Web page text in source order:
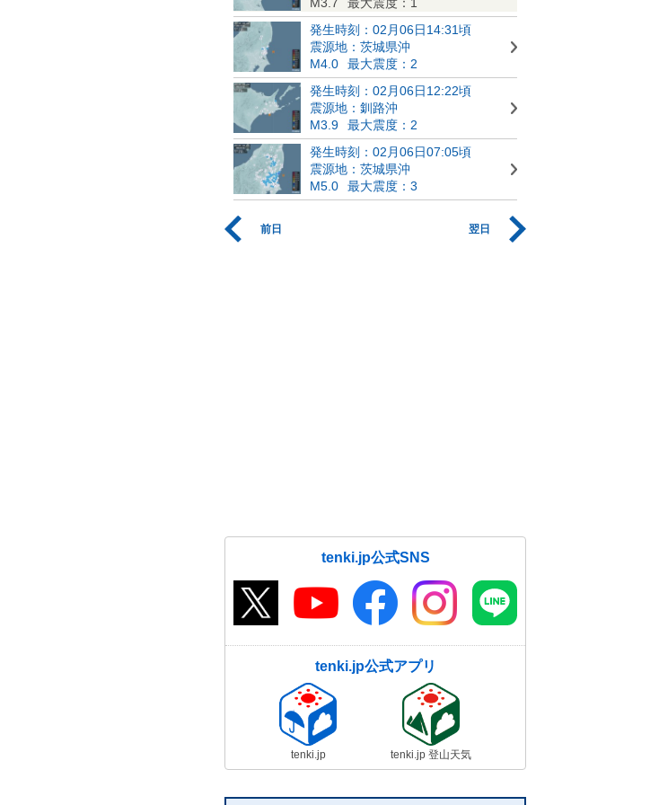
発生時刻：02月06日14:31頃
震源地：茨城県沖
M4.0
最大震度：2
発生時刻：02月06日12:22頃
震源地：釧路沖
M3.9
最大震度：2
発生時刻：02月06日07:05頃
震源地：茨城県沖
M5.0
最大震度：3
前日 翌日
tenki.jp公式SNS
tenki.jp公式アプリ
tenki.jp tenki.jp 登山天気